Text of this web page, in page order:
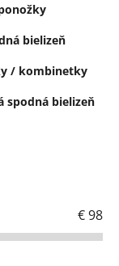
bielizeň
/ kombinetky
spodná bielizeň
€98